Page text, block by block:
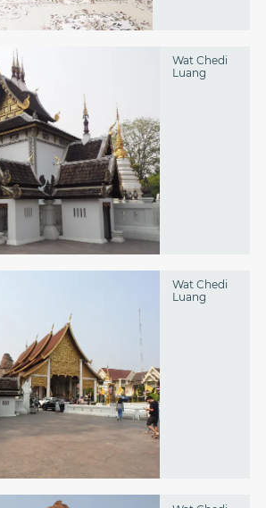
Wat Chedi
Luang
Wat Chedi
Luang